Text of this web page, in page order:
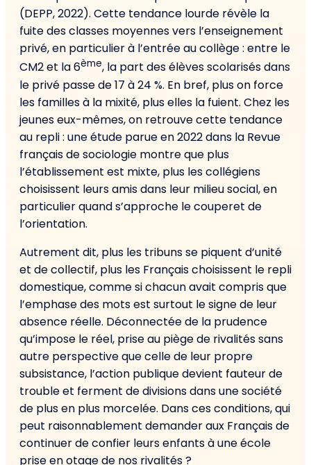
(DEPP, 2022). Cette tendance lourde révèle la
fuite des classes moyennes vers l’enseignement
privé, en particulier à l’entrée au collège : entre le
CM2 et la 6ème, la part des élèves scolarisés dans
le privé passe de 17 à 24 %. En bref, plus on force
les familles à la mixité, plus elles la fuient. Chez les
jeunes eux-mêmes, on retrouve cette tendance
au repli : une étude parue en 2022 dans la Revue
français de sociologie montre que plus
l’établissement est mixte, plus les collégiens
choisissent leurs amis dans leur milieu social, en
particulier quand s’approche le couperet de
l’orientation.
Autrement dit, plus les tribuns se piquent d’unité
et de collectif, plus les Français choisissent le repli
domestique, comme si chacun avait compris que
l’emphase des mots est surtout le signe de leur
absence réelle. Déconnectée de la prudence
qu’impose le réel, prise au piège de rivalités sans
autre perspective que celle de leur propre
subsistance, l’action publique devient fauteur de
trouble et ferment de divisions dans une société
de plus en plus morcelée. Dans ces conditions, qui
peut raisonnablement demander aux Français de
continuer de confier leurs enfants à une école
prise en otage de nos rivalités ?